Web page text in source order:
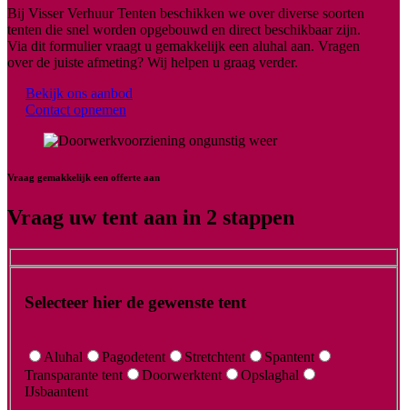
Bij Visser Verhuur Tenten beschikken we over diverse soorten
tenten die snel worden opgebouwd en direct beschikbaar zijn.
Via dit formulier vraagt u gemakkelijk een aluhal aan. Vragen
over de juiste afmeting? Wij helpen u graag verder.
Bekijk ons aanbod
Contact opnemen
Vraag gemakkelijk een offerte aan
Vraag uw tent aan in 2 stappen
Selecteer hier de gewenste tent
Aluhal Pagodetent Stretchtent
Spantent
Transparante tent
Doorwerktent
Opslaghal
IJsbaantent